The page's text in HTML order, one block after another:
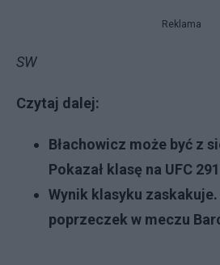
Reklama
SW
Czytaj dalej:
Błachowicz może być z
Pokazał klasę na UFC 291
Wynik klasyku zaskakuje.
poprzeczek w meczu